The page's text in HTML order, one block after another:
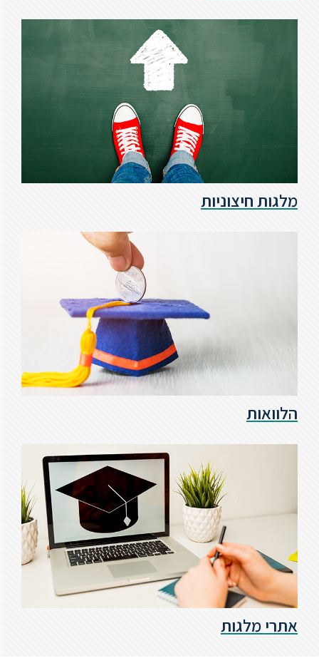
שכר
לימוד
מחקר
והוראה
היחידה
לבינלאומיות
ספריה
והטבות
הרשמו
מלגות חיצוניות
הלוואות
אתרי מלגות